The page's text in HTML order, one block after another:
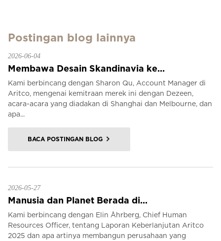
Postingan blog lainnya
2026-06-04
Membawa Desain Skandinavia ke...
Kami berbincang dengan Sharon Qu, Account Manager di
Aritco, mengenai kemitraan merek ini dengan Dezeen,
acara-acara yang diadakan di Shanghai dan Melbourne, dan
apa...
BACA POSTINGAN BLOG
2026-05-27
Manusia dan Planet Berada di...
Kami berbincang dengan Elin Åhrberg, Chief Human
Resources Officer, tentang Laporan Keberlanjutan Aritco
2025 dan apa artinya membangun perusahaan yang